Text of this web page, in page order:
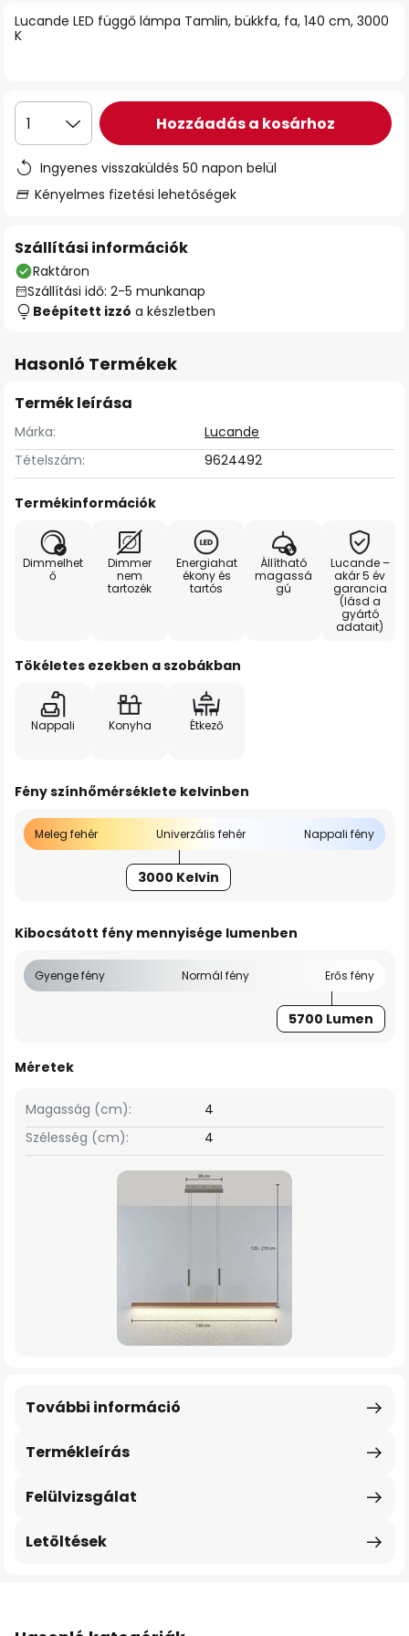
Lucande LED függő lámpa Tamlin, bükkfa, fa, 140 cm, 3000
K
1 Hozzáadás a kosárhoz
Ingyenes visszaküldés 50 napon belül
Kényelmes fizetési lehetőségek
Szállítási információk
Raktáron
Szállítási idő: 2-5 munkanap
Beépített izzó a készletben
Hasonló Termékek
Termék leírása
Márka:
Lucande
Tételszám:
9624492
Termékinformációk
Dimmelhet
ő
Dimmer
nem
tartozék
Energiahat
ékony és
tartós
Állítható
magassá
gú
Lucande –
akár 5 év
garancia
(lásd a
gyártó
adatait)
Tökéletes ezekben a szobákban
Nappali Konyha Étkező
Fény színhőmérséklete kelvinben
Meleg fehér Univerzális fehér Nappali fény
3000 Kelvin
Kibocsátott fény mennyisége lumenben
Gyenge fény Normál fény Erős fény
5700 Lumen
Méretek
Szélesség (cm): 4
Magasság (cm): 4
Termékleírás
További információ
Felülvizsgálat
Letöltések